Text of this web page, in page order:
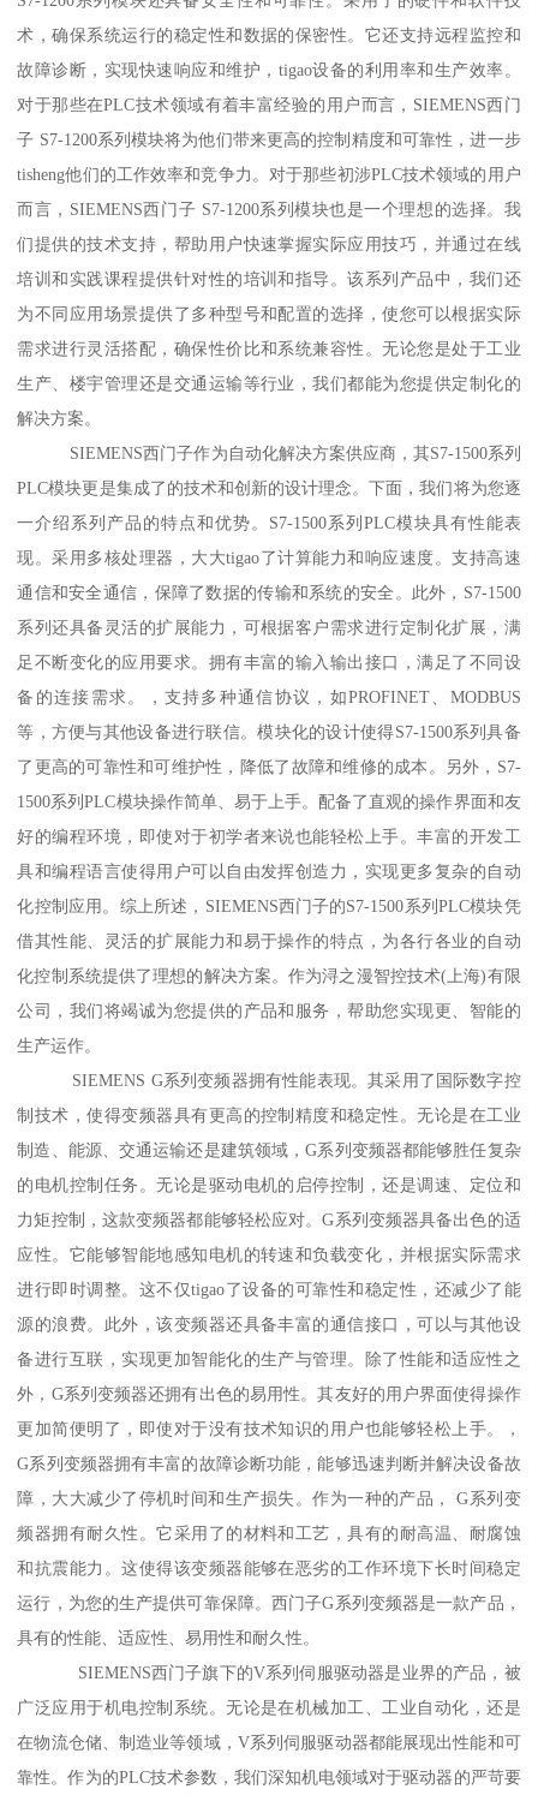
术，确保系统运行的稳定性和数据的保密性。它还支持远程监控和
故障诊断，实现快速响应和维护，tigao设备的利用率和生产效率。
对于那些在PLC技术领域有着丰富经验的用户而言，SIEMENS西门
子 S7-1200系列模块将为他们带来更高的控制精度和可靠性，进一步
tisheng他们的工作效率和竞争力。对于那些初涉PLC技术领域的用户
而言，SIEMENS西门子 S7-1200系列模块也是一个理想的选择。我
们提供的技术支持，帮助用户快速掌握实际应用技巧，并通过在线
培训和实践课程提供针对性的培训和指导。该系列产品中，我们还
为不同应用场景提供了多种型号和配置的选择，使您可以根据实际
需求进行灵活搭配，确保性价比和系统兼容性。无论您是处于工业
生产、楼宇管理还是交通运输等行业，我们都能为您提供定制化的
解决方案。
SIEMENS西门子作为自动化解决方案供应商，其S7-1500系列
PLC模块更是集成了的技术和创新的设计理念。下面，我们将为您逐
一介绍系列产品的特点和优势。S7-1500系列PLC模块具有性能表
现。采用多核处理器，大大tigao了计算能力和响应速度。支持高速
通信和安全通信，保障了数据的传输和系统的安全。此外，S7-1500
系列还具备灵活的扩展能力，可根据客户需求进行定制化扩展，满
足不断变化的应用要求。拥有丰富的输入输出接口，满足了不同设
备的连接需求。，支持多种通信协议，如PROFINET、MODBUS
等，方便与其他设备进行联信。模块化的设计使得S7-1500系列具备
了更高的可靠性和可维护性，降低了故障和维修的成本。另外，S7-
1500系列PLC模块操作简单、易于上手。配备了直观的操作界面和友
好的编程环境，即使对于初学者来说也能轻松上手。丰富的开发工
具和编程语言使得用户可以自由发挥创造力，实现更多复杂的自动
化控制应用。综上所述，SIEMENS西门子的S7-1500系列PLC模块凭
借其性能、灵活的扩展能力和易于操作的特点，为各行各业的自动
化控制系统提供了理想的解决方案。作为浔之漫智控技术(上海)有限
公司，我们将竭诚为您提供的产品和服务，帮助您实现更、智能的
生产运作。
SIEMENS G系列变频器拥有性能表现。其采用了国际数字控
制技术，使得变频器具有更高的控制精度和稳定性。无论是在工业
制造、能源、交通运输还是建筑领域，G系列变频器都能够胜任复杂
的电机控制任务。无论是驱动电机的启停控制，还是调速、定位和
力矩控制，这款变频器都能够轻松应对。G系列变频器具备出色的适
应性。它能够智能地感知电机的转速和负载变化，并根据实际需求
进行即时调整。这不仅tigao了设备的可靠性和稳定性，还减少了能
源的浪费。此外，该变频器还具备丰富的通信接口，可以与其他设
备进行互联，实现更加智能化的生产与管理。除了性能和适应性之
外，G系列变频器还拥有出色的易用性。其友好的用户界面使得操作
更加简便明了，即使对于没有技术知识的用户也能够轻松上手。，
G系列变频器拥有丰富的故障诊断功能，能够迅速判断并解决设备故
障，大大减少了停机时间和生产损失。作为一种的产品， G系列变
频器拥有耐久性。它采用了的材料和工艺，具有的耐高温、耐腐蚀
和抗震能力。这使得该变频器能够在恶劣的工作环境下长时间稳定
运行，为您的生产提供可靠保障。西门子G系列变频器是一款产品，
具有的性能、适应性、易用性和耐久性。
SIEMENS西门子旗下的V系列伺服驱动器是业界的产品，被
广泛应用于机电控制系统。无论是在机械加工、工业自动化，还是
在物流仓储、制造业等领域，V系列伺服驱动器都能展现出性能和可
靠性。作为的PLC技术参数，我们深知机电领域对于驱动器的严苛要